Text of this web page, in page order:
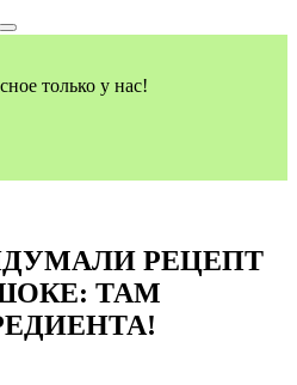
только у нас!
РЕЦЕПТ
ТАМ